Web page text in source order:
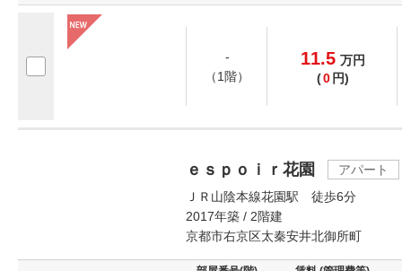
-
（1階）
11.5 万円
(0 円)
ｅｓｐｏｉｒ花園
アパート
ＪＲ山陰本線花園駅 徒歩6分
2017年築 / 2階建
京都市右京区太秦安井北御所町